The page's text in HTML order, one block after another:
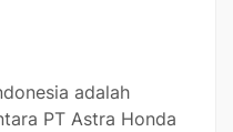
adalah
PT Astra Honda